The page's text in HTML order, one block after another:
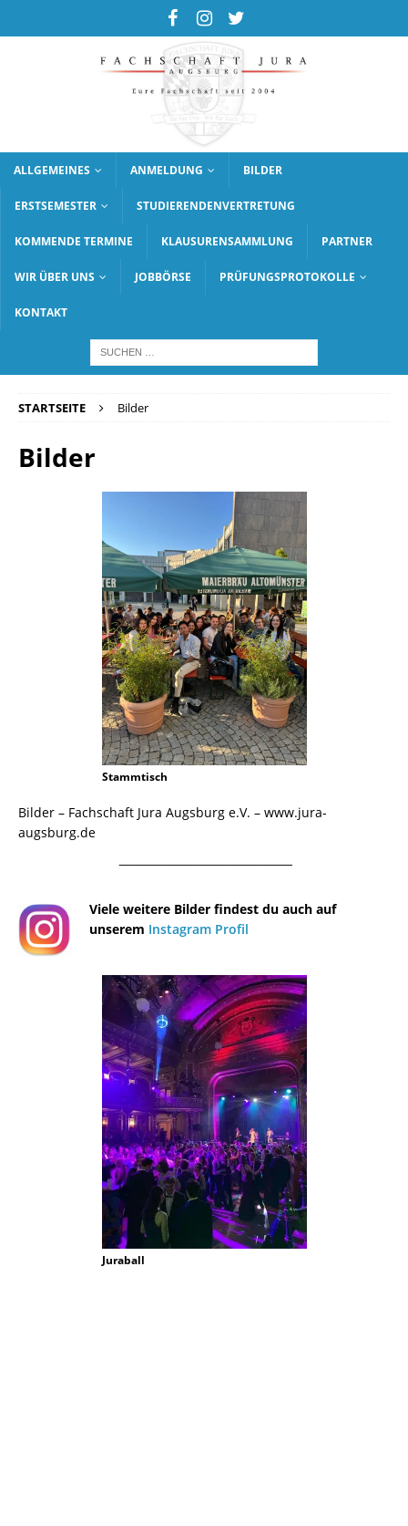
ALLGEMEINES ANMELDUNG BILDER
ERSTSEMESTER STUDIERENDENVERTRETUNG
KOMMENDE TERMINE KLAUSURENSAMMLUNG PARTNER
WIR ÜBER UNS JOBBÖRSE PRÜFUNGSPROTOKOLLE
KONTAKT
STARTSEITE Bilder
Bilder
Stammtisch
Bilder – Fachschaft Jura Augsburg e.V. – www.jura-
augsburg.de
¯¯¯¯¯¯¯¯¯¯¯¯¯¯¯¯¯¯¯¯¯¯¯¯¯¯¯¯¯¯¯¯¯¯¯¯¯¯
Viele weitere Bilder findest du auch auf
unserem Instagram Profil
Juraball